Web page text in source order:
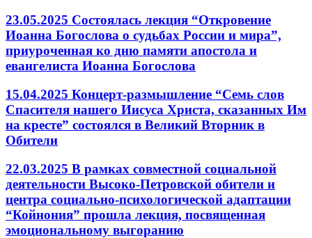
23.05.2025 Состоялась лекция “Откровение
Иоанна Богослова о судьбах России и мира”,
приуроченная ко дню памяти апостола и
евангелиста Иоанна Богослова
15.04.2025 Концерт-размышление “Семь слов
Спасителя нашего Иисуса Христа, сказанных Им
на кресте” состоялся в Великий Вторник в
Обители
22.03.2025 В рамках совместной социальной
деятельности Высоко-Петровской обители и
центра социально-психологической адаптации
“Койнония” прошла лекция, посвященная
эмоциональному выгоранию